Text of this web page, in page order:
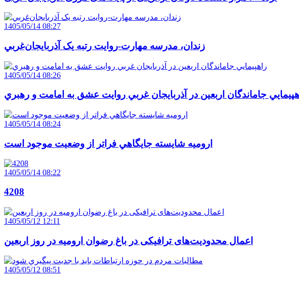
1405/05/14 08:27
زندان، مدرسه مهارت-روايت رتبه يک آذربايجان‌غربي
1405/05/14 08:26
جاماندگان اربعين در آذربايجان غربي روايت عشق به امامت و رهبري
1405/05/14 08:24
اروميه شايسته جايگاهي فراتر از وضعيت موجود است
1405/05/14 08:22
4208
1405/05/12 12:11
اعمال محدودیت‌های ترافیکی در باغ رضوان ارومیه در روز اربعین
1405/05/12 08:51